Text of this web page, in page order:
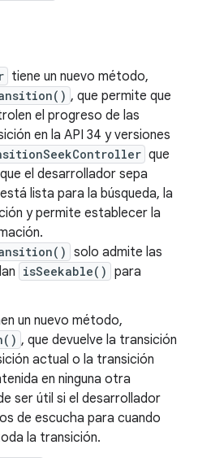
tiene un nuevo método,
, que permite que
el progreso de las
en la API 34 y versiones
que
el desarrollador sepa
lista para la búsqueda, la
y permite establecer la
solo admite las
isSeekable() para
un nuevo método,
, que devuelve la transición
actual o la transición
en ninguna otra
ser útil si el desarrollador
de escucha para cuando
la transición.